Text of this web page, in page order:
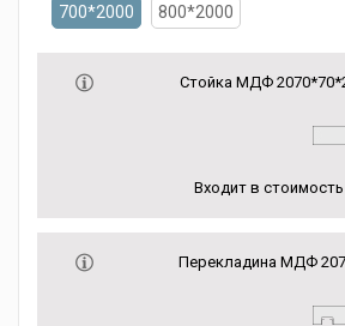
700*2000 800*2000
Стойка МДФ
Входит в стоимость
Перекладина МДФ